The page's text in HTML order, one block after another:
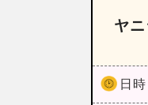
ヤ
日時